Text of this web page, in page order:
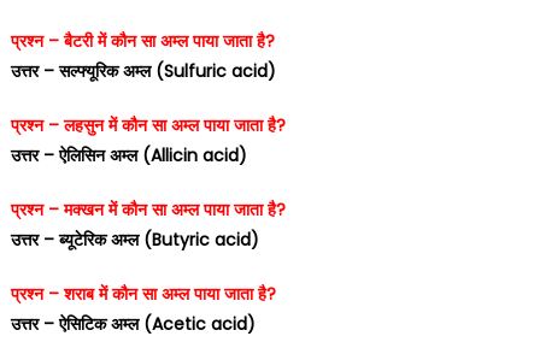
प्रश्न – बैटरी में कौन सा अम्ल पाया जाता है?
उत्तर – सल्फ्यूरिक अम्ल (Sulfuric acid)
प्रश्न – लहसुन में कौन सा अम्ल पाया जाता है?
उत्तर – ऐलिसिन अम्ल (Allicin acid)
प्रश्न – मक्खन में कौन सा अम्ल पाया जाता है?
उत्तर – ब्यूटेरिक अम्ल (Butyric acid)
प्रश्न – शराब में कौन सा अम्ल पाया जाता है?
उत्तर – ऐसिटिक अम्ल (Acetic acid)